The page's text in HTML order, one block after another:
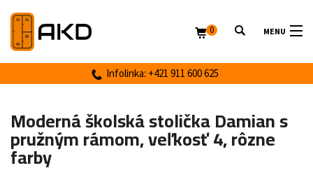
MENU
Infolinka: +421 911 600 625
0
Moderná školská stolička Damian s
pružným rámom, veľkosť 4, rôzne
farby